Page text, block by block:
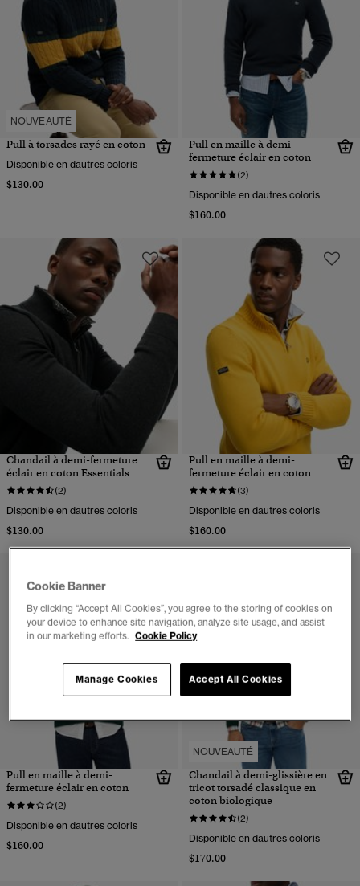
NOUVEAUTÉ
Pull à torsades rayé en coton
Disponible en dautres coloris
$130.00
Pull en maille à demi-
fermeture éclair en coton
(2)
Disponible en dautres coloris
$160.00
Chandail à demi-fermeture
éclair en coton Essentials
(2)
Disponible en dautres coloris
$130.00
Pull en maille à demi-
fermeture éclair en coton
(3)
Disponible en dautres coloris
$160.00
Pull en maille à demi-
fermeture éclair en coton
(2)
Disponible en dautres coloris
$160.00
NOUVEAUTÉ
Chandail à demi-glissière en
tricot torsadé classique en
coton biologique
(2)
Disponible en dautres coloris
$170.00
Cookie Banner
By clicking “Accept All Cookies”, you agree to the storing of cookies on
your device to enhance site navigation, analyze site usage, and assist
in our marketing efforts. Cookie Policy
Accept All Cookies
Manage Cookies